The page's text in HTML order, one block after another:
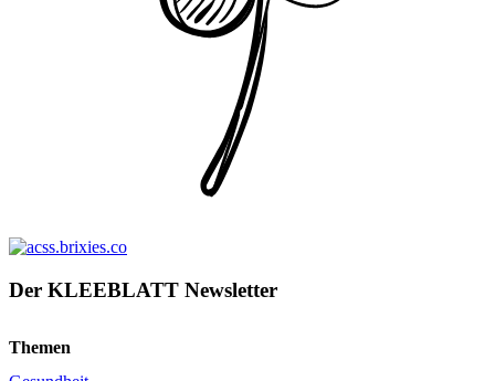
Der KLEEBLATT Newsletter
Themen